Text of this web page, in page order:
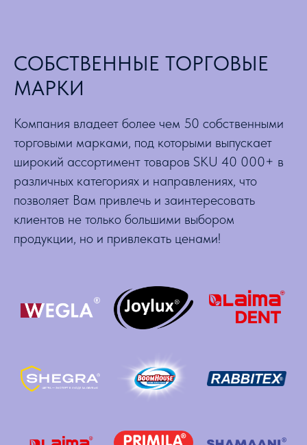
СОБСТВЕННЫЕ ТОРГОВЫЕ
МАРКИ
Компания владеет более чем 50 собственными
торговыми марками, под которыми выпускает
широкий ассортимент товаров SKU 40 000+ в
различных категориях и направлениях, что
позволяет Вам привлечь и заинтересовать
клиентов не только большими выбором
продукции, но и привлекать ценами!